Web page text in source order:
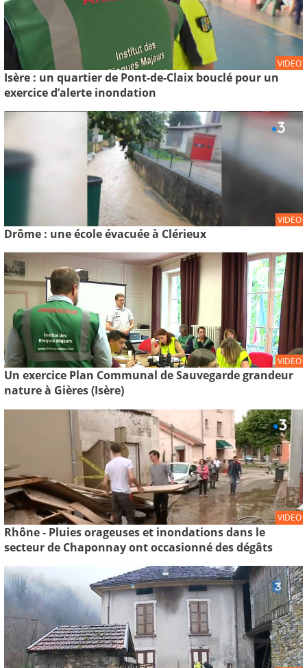
VIDEO
Isère : un quartier de Pont-de-Claix bouclé pour un
exercice d’alerte inondation
VIDEO
Drôme : une école évacuée à Clérieux
VIDEO
Un exercice Plan Communal de Sauvegarde grandeur
nature à Gières (Isère)
VIDEO
Rhône - Pluies orageuses et inondations dans le
secteur de Chaponnay ont occasionné des dégâts